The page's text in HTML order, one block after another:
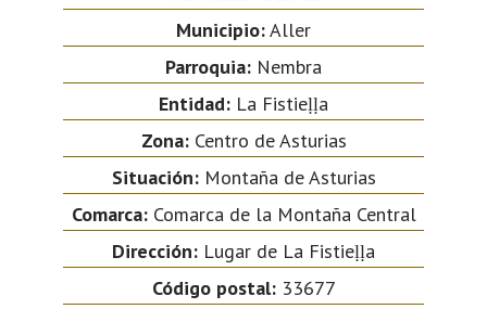
Municipio:Aller
Parroquia: Nembra
Entidad: La Fistieḷḷa
Zona:Centro de Asturias
Situación:Montaña de Asturias
Comarca:Comarca de la Montaña Central
Dirección: Lugar de La Fistieḷḷa
Código postal:33677